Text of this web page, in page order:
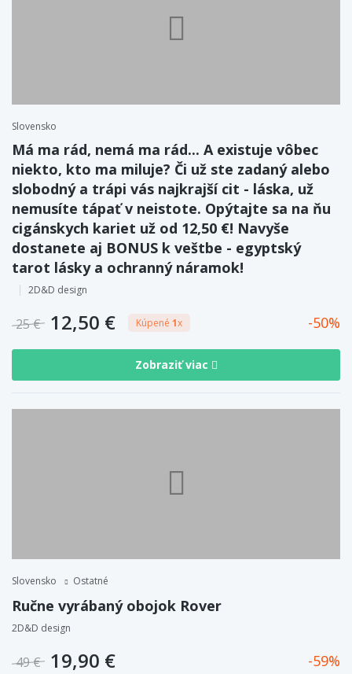
Slovensko
Má ma rád, nemá ma rád... A existuje vôbec
niekto, kto ma miluje? Či už ste zadaný alebo
slobodný a trápi vás najkrajší cit - láska, už
nemusíte tápať v neistote. Opýtajte sa na ňu
cigánskych kariet už od 12,50 €! Navyše
dostanete aj BONUS k veštbe - egyptský
tarot lásky a ochranný náramok!
2D&D design
25 € 12,50 € Kúpené 1x 50
Zobraziť viac
Slovensko Ostatné
Ručne vyrábaný obojok Rover
2D&D design
49 € 19,90 € 59